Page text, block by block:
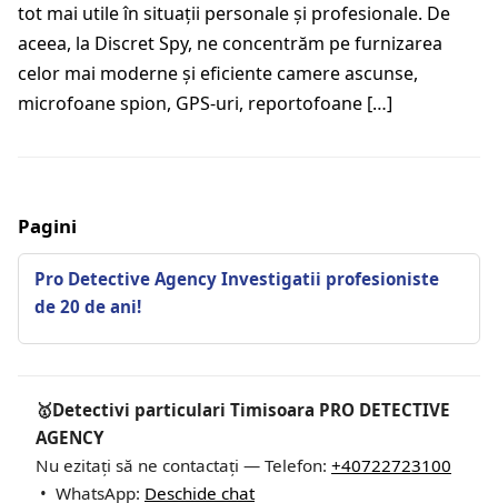
tot mai utile în situații personale și profesionale. De
aceea, la Discret Spy, ne concentrăm pe furnizarea
celor mai moderne și eficiente camere ascunse,
microfoane spion, GPS-uri, reportofoane […]
Pagini
Pro Detective Agency Investigatii profesioniste
de 20 de ani!
🥇Detectivi particulari Timisoara PRO DETECTIVE
AGENCY
Nu ezitați să ne contactați — Telefon: +40722723100
• WhatsApp: Deschide chat